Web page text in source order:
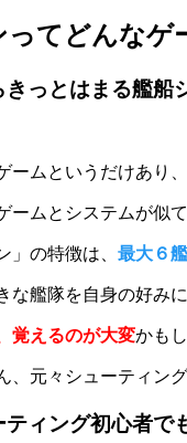
てどんなゲ
っとはまる艦船
ームというだけあり、
ームとシステムが似て
」の特徴は、 最大６
な艦隊を自身の好み
覚えるのが大変かも
、元々シューティン
ィング初心者で